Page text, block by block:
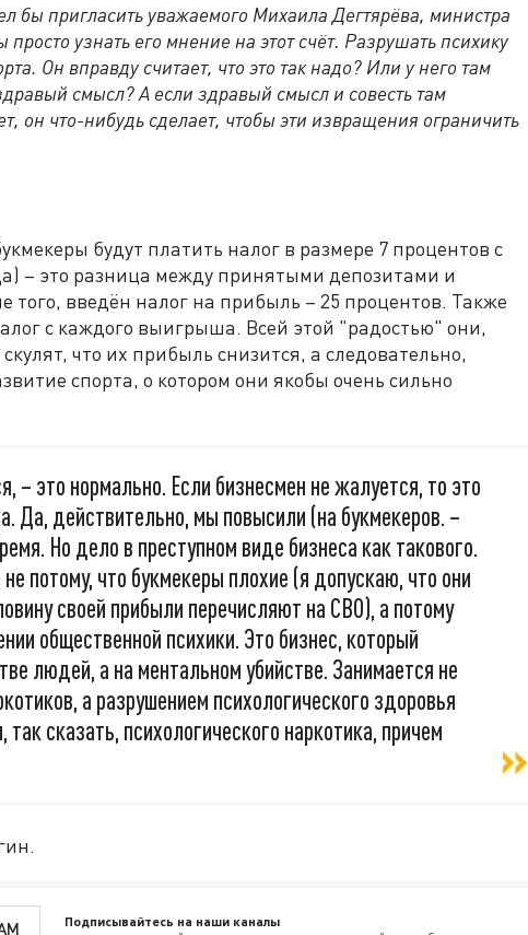
бы пригласить уважаемого Михаила Дегтярёва, министра
узнать его мнение на этот счёт. Разрушать психику
Он вправду считает, что это так надо? Или у него там
смысл? А если здравый смысл и совесть там
он что-нибудь сделает, чтобы эти извращения ограничить
будут платить налог в размере 7 процентов с
– это разница между принятыми депозитами и
введён налог на прибыль – 25 процентов. Также
с каждого выигрыша. Всей этой "радостью" они,
что их прибыль снизится, а следовательно,
спорта, о котором они якобы очень сильно
– это нормально. Если бизнесмен не жалуется, то это
Да, действительно, мы повысили (на букмекеров. –
Но дело в преступном виде бизнеса как такового.
потому, что букмекеры плохие (я допускаю, что они
своей прибыли перечисляют на СВО), а потому
общественной психики. Это бизнес, который
людей, а на ментальном убийстве. Занимается не
а разрушением психологического здоровья
сказать, психологического наркотика, причем
Подписывайтесь на наши каналы